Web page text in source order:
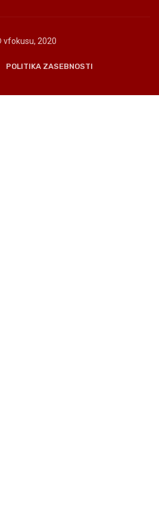
vfokusu, 2020
POLITIKA ZASEBNOSTI